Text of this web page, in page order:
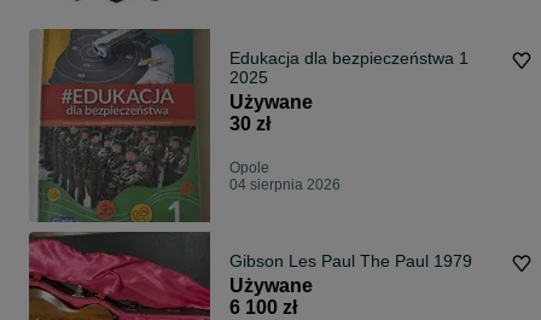
Edukacja dla bezpieczeństwa 1
2025
Używane
30 zł
Opole
04 sierpnia 2026
Gibson Les Paul The Paul 1979
Używane
6 100 zł